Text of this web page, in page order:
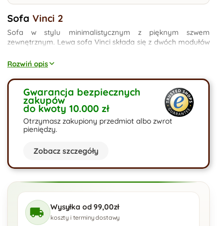
Sofa Vinci 2
Sofa w stylu minimalistycznym z pięknym szwem
zewnętrznym. Lewa sofa Vinci składa się z dwóch modułów
Pufa może być wolnostojąca, aczkolwiek istnieje możliwość
zamontowania jej na stale przez odpowiednie zawiasy
dołączone i zamontowane w zestawie. Duża funkcja spania
160x200cm.
Rozwiń opis
Gwarancja bezpiecznych
zakupów
do kwoty 10.000 zł
Otrzymasz zakupiony przedmiot albo zwrot
pieniędzy.
Zobacz szczegóły
Wysyłka od 99,00zł
koszty i terminy dostawy